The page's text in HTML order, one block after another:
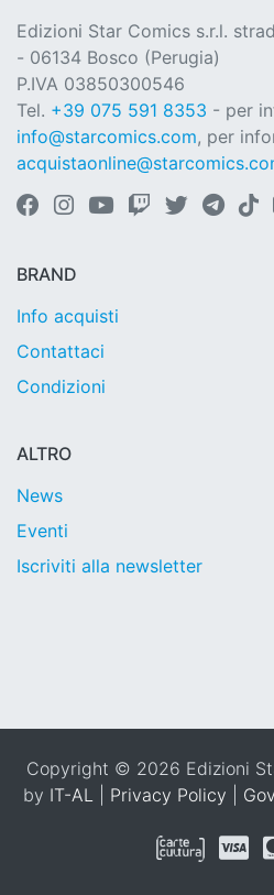
Edizioni Star Comics s.r.l.
- 06134 Bosco (Perugia)
P.IVA 03850300546
Tel. +39 075 591 8353 - per
info@starcomics.com, per
BRAND
Info acquisti
Contattaci
Condizioni
ALTRO
News
Eventi
Iscriviti alla newsletter
Copyright © 2026 Edizioni
by IT-AL Privacy Policy